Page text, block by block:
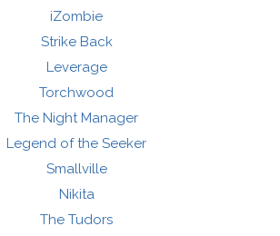
iZombie
Strike Back
Leverage
Torchwood
The Night Manager
Legend of the Seeker
Smallville
Nikita
The Tudors